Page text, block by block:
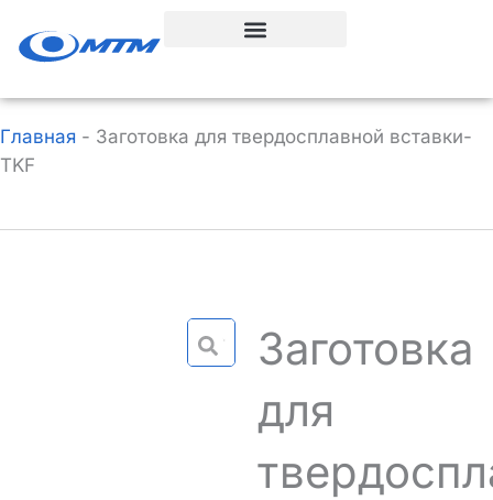
Главная - Заготовка для твердосплавной вставки-
TKF
Заготовка
для